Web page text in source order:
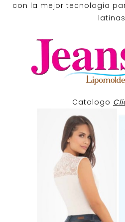
con la mejor tecnologia
latinas
Catalogo